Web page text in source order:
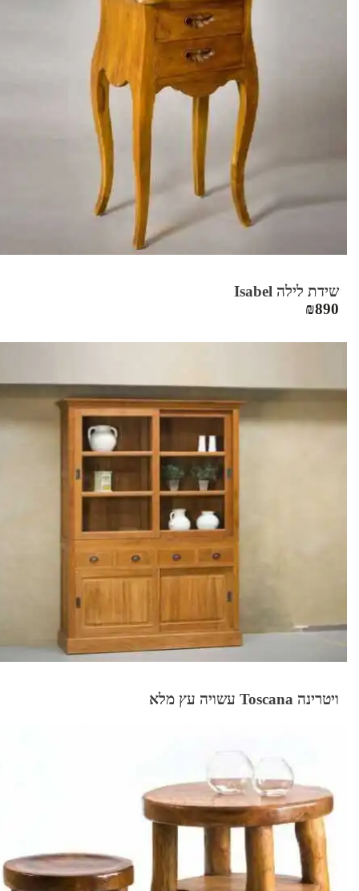
שידת לילה Isabel
₪890
ויטרינה Toscana עשויה עץ מלא